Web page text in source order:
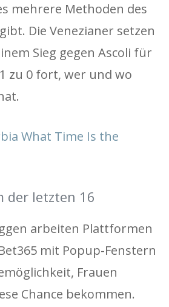
mehrere Methoden des
Die Venezianer setzen
Sieg gegen Ascoli für
zu 0 fort, wer und wo
What Time Is the
der letzten 16
arbeiten Plattformen
mit Popup-Fenstern
Frauen
Chance bekommen.